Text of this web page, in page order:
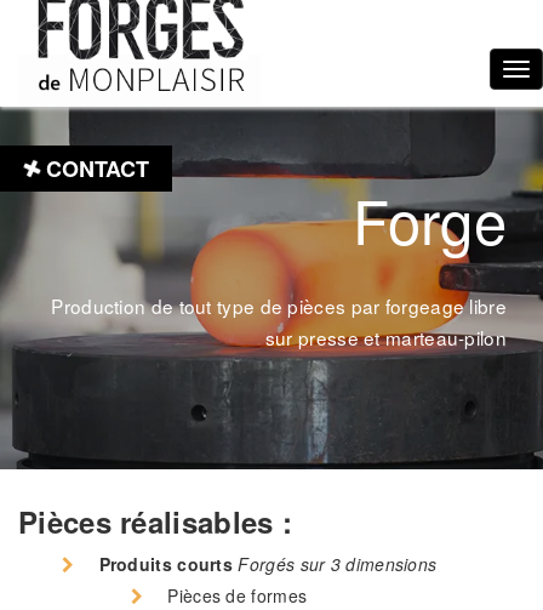
Forge
Production de tout type de pièces par forgeage libre
sur presse et marteau-pilon
CONTACT
Pièces réalisables :
Produits courts Forgés sur 3 dimensions
Pièces de formes